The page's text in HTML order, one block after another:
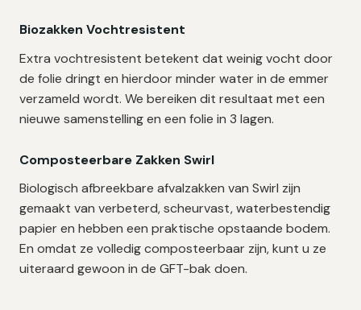
Biozakken Vochtresistent
Extra vochtresistent betekent dat weinig vocht door
de folie dringt en hierdoor minder water in de emmer
verzameld wordt. We bereiken dit resultaat met een
nieuwe samenstelling en een folie in 3 lagen.
Composteerbare Zakken Swirl
Biologisch afbreekbare afvalzakken van Swirl zijn
gemaakt van verbeterd, scheurvast, waterbestendig
papier en hebben een praktische opstaande bodem.
En omdat ze volledig composteerbaar zijn, kunt u ze
uiteraard gewoon in de GFT-bak doen.